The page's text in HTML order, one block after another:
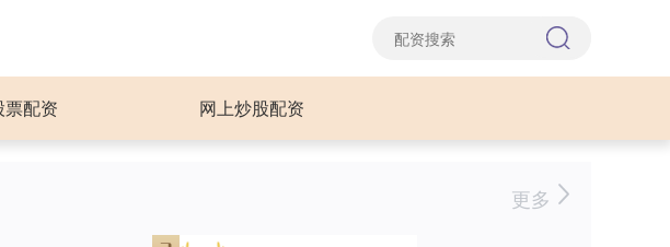
票配资 网上炒股配资
更多